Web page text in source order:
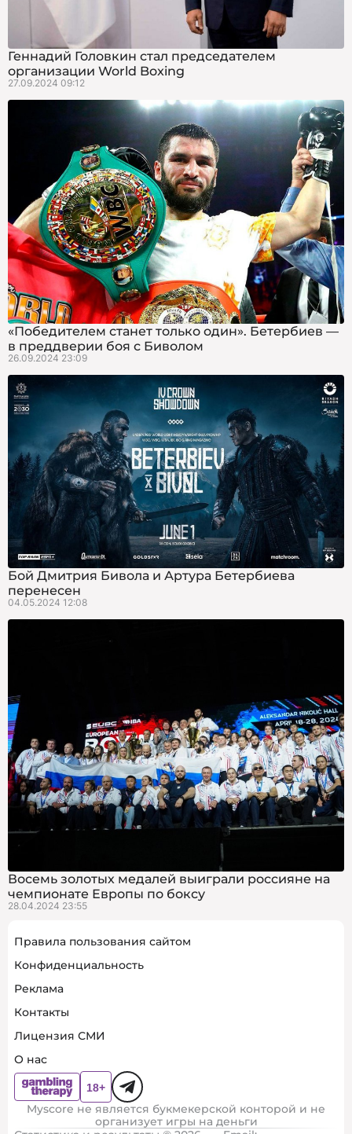
Геннадий Головкин стал председателем
организации World Boxing
27.09.2024 09:12
«Победителем станет только один». Бетербиев —
в преддверии боя с Биволом
26.09.2024 23:09
Бой Дмитрия Бивола и Артура Бетербиева
перенесен
04.05.2024 12:08
Восемь золотых медалей выиграли россияне на
чемпионате Европы по боксу
28.04.2024 23:55
Правила пользования сайтом
Конфиденциальность
Реклама
Контакты
Лицензия СМИ
О нас
Myscore не является букмекерской конторой и не
организует игры на деньги